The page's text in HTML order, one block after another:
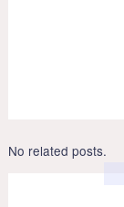
No related posts.